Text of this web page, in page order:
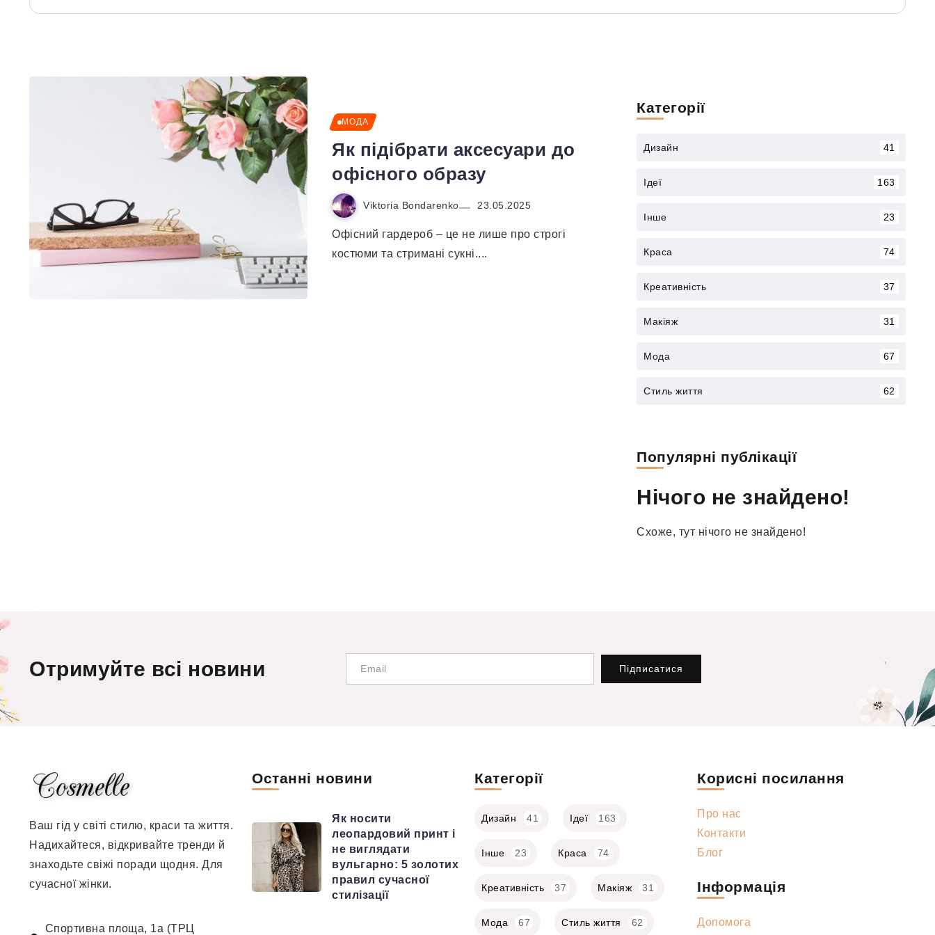
МОДА
Як підібрати аксесуари до
офісного образу
Viktoria Bondarenko 23.05.2025
Офісний гардероб – це не лише про строгі
костюми та стримані сукні....
Категорії
Дизайн 41
Ідеї 163
Інше 23
Краса 74
Креативність 37
Макіяж 31
Мода 67
Стиль життя 62
Популярні публікації
Нічого не знайдено!
Схоже, тут нічого не знайдено!
Отримуйте всі новини Підписатися
Ваш гід у світі стилю, краси та життя.
Надихайтеся, відкривайте тренди й
знаходьте свіжі поради щодня. Для
сучасної жінки.
Спортивна площа, 1а (ТРЦ
Останні новини
Як носити
леопардовий принт і
не виглядати
вульгарно: 5 золотих
правил сучасної
стилізації
Категорії
Дизайн 41 Ідеї 163
Інше 23 Краса 74
Креативність 37 Макіяж 31
Мода 67 Стиль життя 62
Корисні посилання
Про нас
Контакти
Блог
Інформація
Допомога